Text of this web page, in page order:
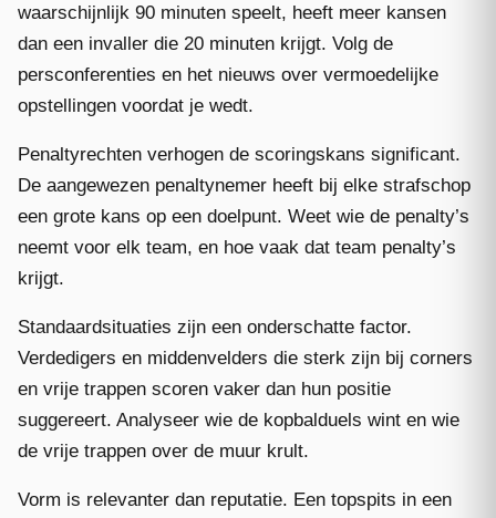
waarschijnlijk 90 minuten speelt, heeft meer kansen
dan een invaller die 20 minuten krijgt. Volg de
persconferenties en het nieuws over vermoedelijke
opstellingen voordat je wedt.
Penaltyrechten verhogen de scoringskans significant.
De aangewezen penaltynemer heeft bij elke strafschop
een grote kans op een doelpunt. Weet wie de penalty’s
neemt voor elk team, en hoe vaak dat team penalty’s
krijgt.
Standaardsituaties zijn een onderschatte factor.
Verdedigers en middenvelders die sterk zijn bij corners
en vrije trappen scoren vaker dan hun positie
suggereert. Analyseer wie de kopbalduels wint en wie
de vrije trappen over de muur krult.
Vorm is relevanter dan reputatie. Een topspits in een